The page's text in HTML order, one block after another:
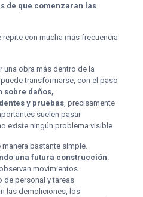
de que comenzaran las
con mucha más frecuencia
una obra más dentro de la
transformarse, con el paso
sobre daños,
y pruebas, precisamente
suelen pasar
existe ningún problema visible.
bastante simple.
una futura construcción
movimientos
de personal y tareas
las demoliciones, los